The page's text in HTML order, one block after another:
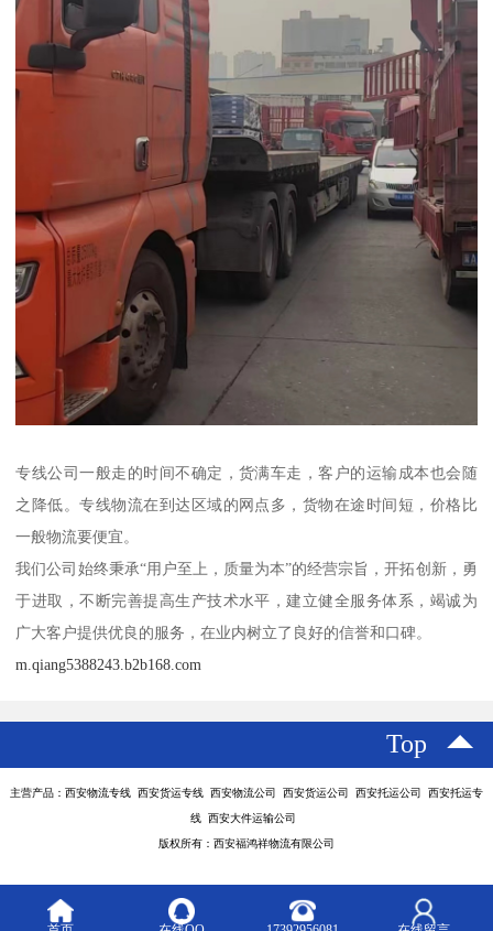
专线公司一般走的时间不确定，货满车走，客户的运输成本也会随
之降低。专线物流在到达区域的网点多，货物在途时间短，价格比
一般物流要便宜。
我们公司始终秉承“用户至上，质量为本”的经营宗旨，开拓创新，勇
于进取，不断完善提高生产技术水平，建立健全服务体系，竭诚为
广大客户提供优良的服务，在业内树立了良好的信誉和口碑。
m.qiang5388243.b2b168.com
Top
主营产品：西安物流专线 西安货运专线 西安物流公司 西安货运公司 西安托运公司 西安托运专
线 西安大件运输公司
版权所有：西安福鸿祥物流有限公司